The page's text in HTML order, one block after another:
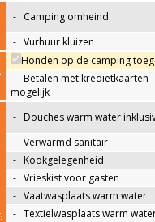
- Camping omheind
- Vurhuur kluizen
Honden op de camping
- Betalen met kredietkaarten
mogelijk
- Douches warm water
- Verwarmd sanitair
- Kookgelegenheid
- Vrieskist voor gasten
- Vaatwasplaats warm water
- Textielwasplaats warm